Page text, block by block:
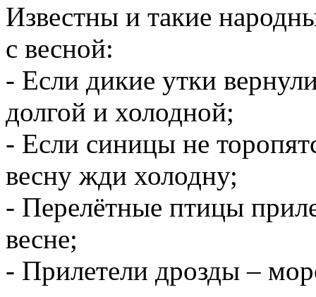
Известны и такие
с весной:
- Если дикие утки
долгой и холодной;
- Если синицы не
весну жди холодну;
- Перелётные птицы
весне;
- Прилетели дрозды –